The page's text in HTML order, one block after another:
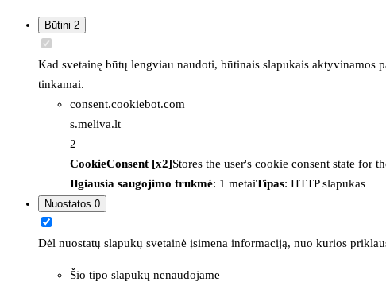
Būtini 2
Kad svetainę būtų lengviau naudoti, būtinais slapukais aktyvinamos
tinkamai.
consent.cookiebot.com
s.meliva.lt
2
CookieConsent [x2]Stores the user's cookie consent state for
Ilgiausia saugojimo trukmė: 1 metaiTipas: HTTP slapukas
Nuostatos 0
Dėl nuostatų slapukų svetainė įsimena informaciją, nuo kurios
Šio tipo slapukų nenaudojame